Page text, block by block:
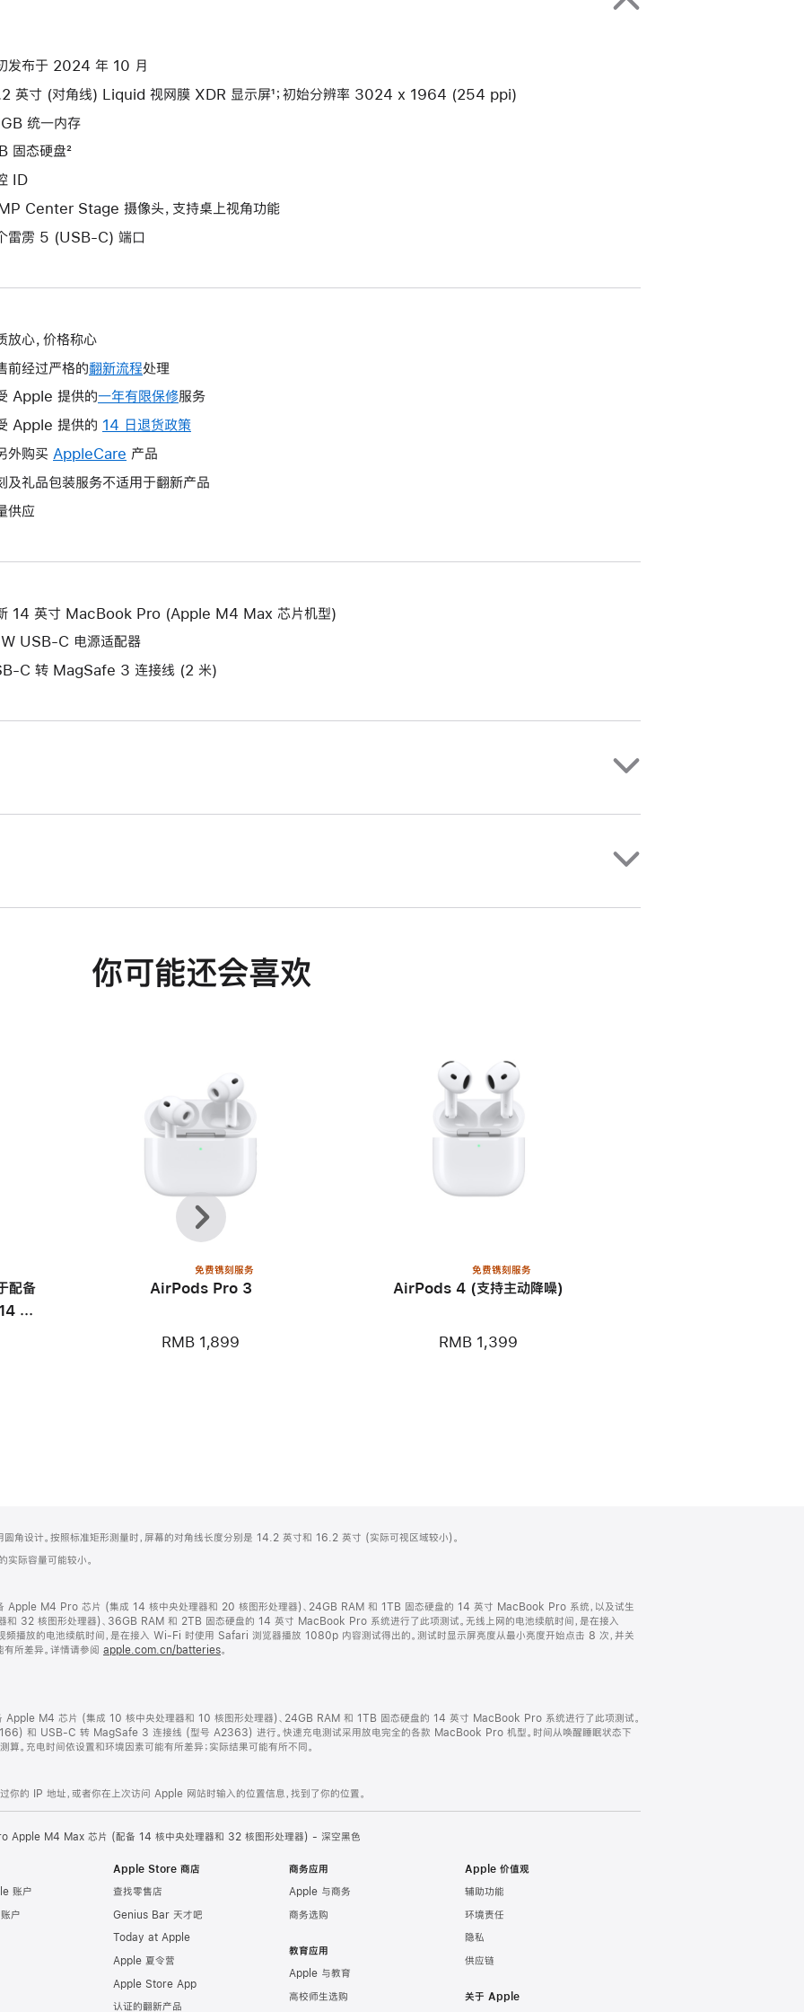
发布于 2024 年 10 月
英寸 (对角线) Liquid 视网膜 XDR 显示屏¹；初始分辨率 3024 x 1964 (254 ppi)
统一内存
固态硬盘²
ID
Center Stage 摄像头，支持桌上视角功能
雷雳 5 (USB-C) 端口
放心，价格称心
前经过严格的翻新流程处理
Apple 提供的一年有限保修此
操
打
服务
Apple 提供的 14 日退货政策
将
新
口。
外购买 AppleCare 此
操
开
的
窗
产品
及礼品包装服务不适用于翻新产品
供应
14 英寸 MacBook Pro (Apple M4 Max 芯片机型)
USB-C 电源适配器
C 转 MagSafe 3 连接线 (2 米)
你可能还会喜欢
配备
英
免费镌刻服务
AirPods Pro 3
RMB 1,899
免费镌刻服务
AirPods 4 (支持主动降噪)
RMB 1,399
上
一
个
下
一
个
设计。按照标准矩形测量时，屏幕的对角线长度分别是 14.2 英寸和 16.2 英寸 (实际可视区域较小)。
际容量可能较小。
M4 Pro 芯片 (集成 14 核中央处理器和 20 核图形处理器)、24GB RAM 和 1TB 固态硬盘的 14 英寸 MacBook Pro 系统，以及试生
32 核图形处理器)、36GB RAM 和 2TB 固态硬盘的 14 英寸 MacBook Pro 系统进行了此项测试。无线上网的电池续航时间，是在接入
播放的电池续航时间，是在接入 Wi-Fi 时使用 Safari 浏览器播放 1080p 内容测试得出的。测试时显示屏亮度从最小亮度开始点击 8 次，并关
所差异。详情请参阅 apple.com.cn/batteries。
M4 芯片 (集成 10 核中央处理器和 10 核图形处理器)、24GB RAM 和 1TB 固态硬盘的 14 英寸 MacBook Pro 系统进行了此项测试。
和 USB-C 转 MagSafe 3 连接线 (型号 A2363) 进行。快速充电测试采用放电完全的各款 MacBook Pro 机型。时间从唤醒睡眠状态下
。充电时间依设置和环境因素可能有所差异；实际结果可能有所不同。
你的 IP 地址，或者你在上次访问 Apple 网站时输入的位置信息，找到了你的位置。
Apple M4 Max 芯片 (配备 14 核中央处理器和 32 核图形处理器) - 深空黑色
账户
户
Apple Store 商店
查找零售店
Genius Bar 天才吧
Today at Apple
Apple 夏令营
Apple Store App
认证的翻新产品
商务应用
Apple 与商务
商务选购
教育应用
Apple 与教育
高校师生选购
Apple 价值观
辅助功能
环境责任
隐私
供应链
关于 Apple